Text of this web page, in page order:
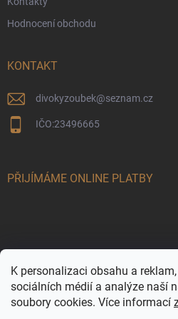
K personalizaci obsahu a
sociálních médií a analýze naší
soubory cookies. Více informací
Hodnocení obchodu
KONTAKT
divokyzoubek@seznam.cz
IČO:23496665
PŘIJÍMÁME ONLINE PLATBY